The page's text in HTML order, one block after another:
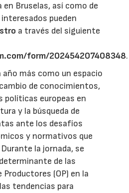
en Bruselas, así como de
pueden
a través del siguiente
form/202454207408348.
año más como un espacio
de conocimientos,
políticas europeas en
y la búsqueda de
ante los desafíos
y normativos que
la jornada, se
de las
Productores (OP) en la
tendencias para